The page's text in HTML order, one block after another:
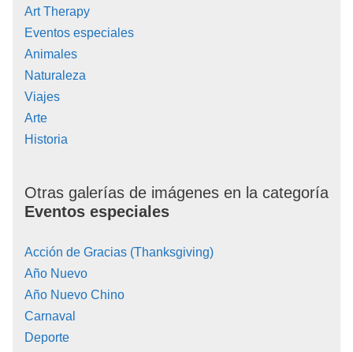
Art Therapy
Eventos especiales
Animales
Naturaleza
Viajes
Arte
Historia
Otras galerías de imágenes en la categoría
Eventos especiales
Acción de Gracias (Thanksgiving)
Año Nuevo
Año Nuevo Chino
Carnaval
Deporte